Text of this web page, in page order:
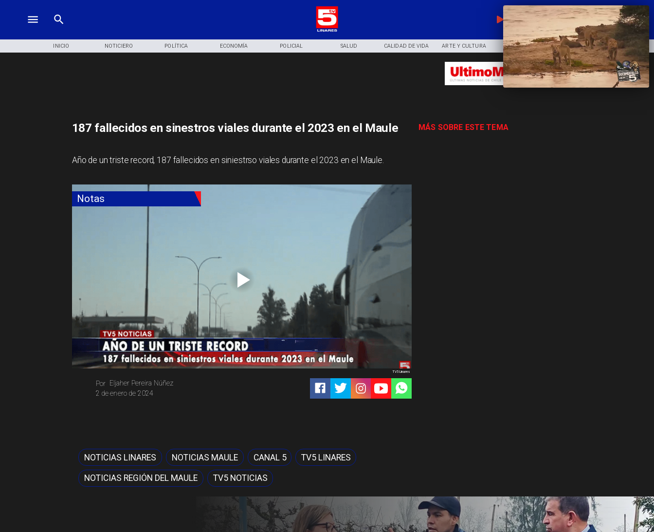
EN VIVO
INICIO NOTICIERO POLÍTICA ECONOMÍA POLICIAL SALUD CALIDAD DE VIDA ARTE Y CULTURA COMUNIDAD DEPORTES
Notas
Eljaher Pereira Núñez
Por
2 de enero de 2024
TV5 Linares
MÁS SOBRE ESTE TEMA
187 fallecidos en sinestros viales durante el 2023 en el Maule
​Año de un triste record, 187 fallecidos en siniestrso viales durante el 2023 en el Maule.
NOTICIAS LINARES NOTICIAS MAULE CANAL 5 TV5 LINARES
NOTICIAS REGIÓN DEL MAULE TV5 NOTICIAS